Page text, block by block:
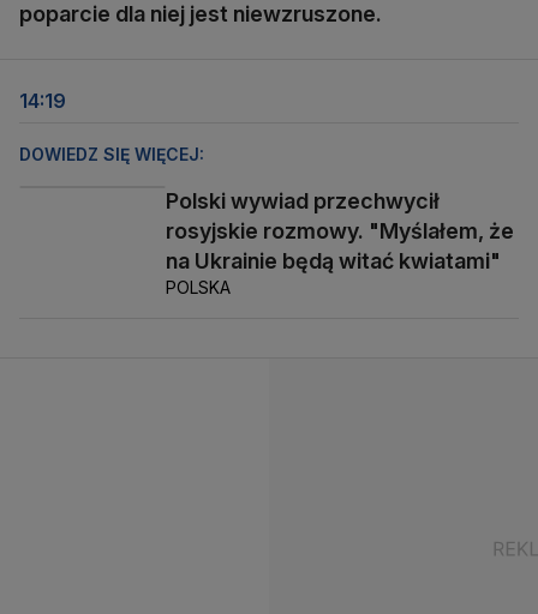
poparcie dla niej jest niewzruszone.
14:19
DOWIEDZ SIĘ WIĘCEJ:
Polski wywiad przechwycił
rosyjskie rozmowy. "Myślałem, że
na Ukrainie będą witać kwiatami"
POLSKA